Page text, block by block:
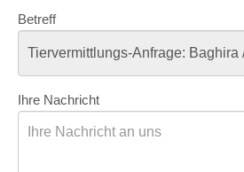
Betreff
Ihre Nachricht